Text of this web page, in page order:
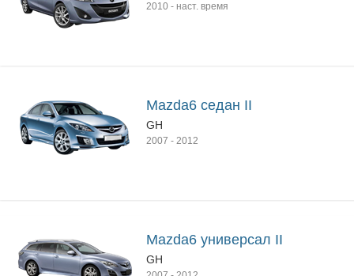
2010 - наст. время
Mazda6 седан II
GH
2007 - 2012
Mazda6 универсал II
GH